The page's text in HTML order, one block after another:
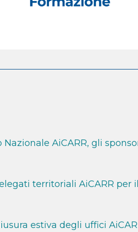
Nazionale AiCARR, gli sponsor
territoriali AiCARR per il
estiva degli uffici